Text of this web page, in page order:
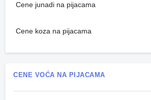
Cene junadi na pijacama
Cene koza na pijacama
CENE VOĆA NA PIJACAMA